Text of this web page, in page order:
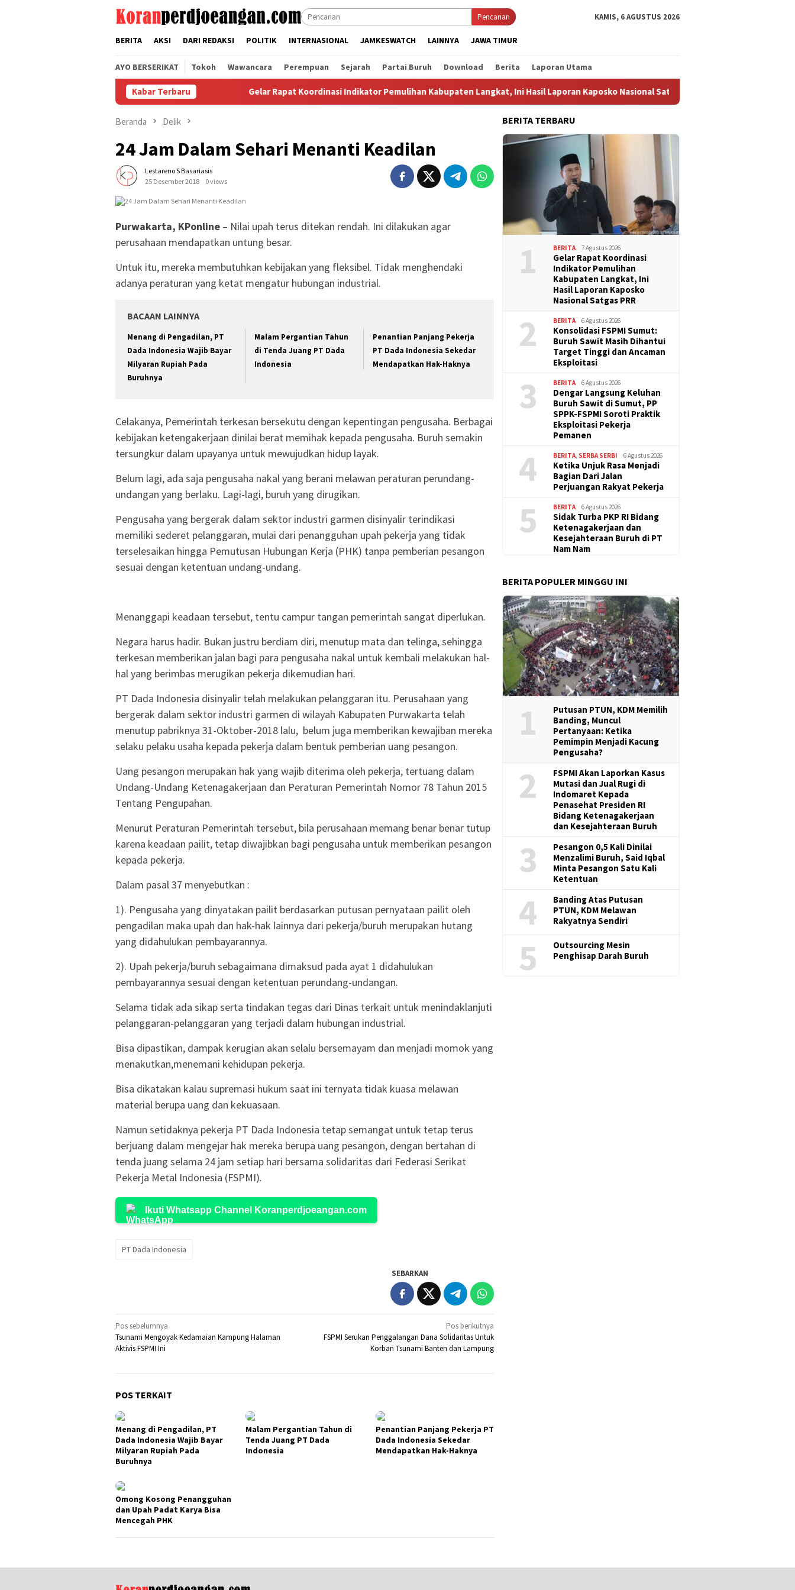
Pencarian KAMIS, 6 AGUSTUS 2026
BERITA AKSI DARI REDAKSI POLITIK INTERNASIONAL JAMKESWATCH LAINNYA JAWA TIMUR
AYO BERSERIKAT Tokoh Wawancara Perempuan Sejarah Partai Buruh Download Berita Laporan Utama
Kabar Terbaru Gelar Rapat Koordinasi Indikator Pemulihan Kabupaten Langkat, Ini Hasil Laporan Kaposko Nasional Satgas PRR
Beranda Delik
24 Jam Dalam Sehari Menanti Keadilan
Lestareno S Basariasis
25 Desember 2018
0 views
Purwakarta, KPonline – Nilai upah terus ditekan rendah. Ini dilakukan agar
perusahaan mendapatkan untung besar.
Untuk itu, mereka membutuhkan kebijakan yang fleksibel. Tidak menghendaki
adanya peraturan yang ketat mengatur hubungan industrial.
BACAAN LAINNYA
Menang di Pengadilan, PT
Dada Indonesia Wajib Bayar
Milyaran Rupiah Pada
Buruhnya
Malam Pergantian Tahun
di Tenda Juang PT Dada
Indonesia
Penantian Panjang Pekerja
PT Dada Indonesia Sekedar
Mendapatkan Hak-Haknya
Celakanya, Pemerintah terkesan bersekutu dengan kepentingan pengusaha. Berbagai
kebijakan ketengakerjaan dinilai berat memihak kepada pengusaha. Buruh semakin
tersungkur dalam upayanya untuk mewujudkan hidup layak.
Belum lagi, ada saja pengusaha nakal yang berani melawan peraturan perundang-
undangan yang berlaku. Lagi-lagi, buruh yang dirugikan.
Pengusaha yang bergerak dalam sektor industri garmen disinyalir terindikasi
memiliki sederet pelanggaran, mulai dari penangguhan upah pekerja yang tidak
terselesaikan hingga Pemutusan Hubungan Kerja (PHK) tanpa pemberian pesangon
sesuai dengan ketentuan undang-undang.
Menanggapi keadaan tersebut, tentu campur tangan pemerintah sangat diperlukan.
Negara harus hadir. Bukan justru berdiam diri, menutup mata dan telinga, sehingga
terkesan memberikan jalan bagi para pengusaha nakal untuk kembali melakukan hal-
hal yang berimbas merugikan pekerja dikemudian hari.
PT Dada Indonesia disinyalir telah melakukan pelanggaran itu. Perusahaan yang
bergerak dalam sektor industri garmen di wilayah Kabupaten Purwakarta telah
menutup pabriknya 31-Oktober-2018 lalu, belum juga memberikan kewajiban mereka
selaku pelaku usaha kepada pekerja dalam bentuk pemberian uang pesangon.
Uang pesangon merupakan hak yang wajib diterima oleh pekerja, tertuang dalam
Undang-Undang Ketenagakerjaan dan Peraturan Pemerintah Nomor 78 Tahun 2015
Tentang Pengupahan.
Menurut Peraturan Pemerintah tersebut, bila perusahaan memang benar benar tutup
karena keadaan pailit, tetap diwajibkan bagi pengusaha untuk memberikan pesangon
kepada pekerja.
Dalam pasal 37 menyebutkan :
1). Pengusaha yang dinyatakan pailit berdasarkan putusan pernyataan pailit oleh
pengadilan maka upah dan hak-hak lainnya dari pekerja/buruh merupakan hutang
yang didahulukan pembayarannya.
2). Upah pekerja/buruh sebagaimana dimaksud pada ayat 1 didahulukan
pembayarannya sesuai dengan ketentuan perundang-undangan.
Selama tidak ada sikap serta tindakan tegas dari Dinas terkait untuk menindaklanjuti
pelanggaran-pelanggaran yang terjadi dalam hubungan industrial.
Bisa dipastikan, dampak kerugian akan selalu bersemayam dan menjadi momok yang
menakutkan,menemani kehidupan pekerja.
Bisa dikatakan kalau supremasi hukum saat ini ternyata tidak kuasa melawan
material berupa uang dan kekuasaan.
Namun setidaknya pekerja PT Dada Indonesia tetap semangat untuk tetap terus
berjuang dalam mengejar hak mereka berupa uang pesangon, dengan bertahan di
tenda juang selama 24 jam setiap hari bersama solidaritas dari Federasi Serikat
Pekerja Metal Indonesia (FSPMI).
Ikuti Whatsapp Channel Koranperdjoeangan.com
PT Dada Indonesia
SEBARKAN
Navigasi
pos
Pos sebelumnya
Tsunami Mengoyak Kedamaian Kampung Halaman
Aktivis FSPMI Ini
Pos berikutnya
FSPMI Serukan Penggalangan Dana Solidaritas Untuk
Korban Tsunami Banten dan Lampung
POS TERKAIT
Menang di Pengadilan, PT
Dada Indonesia Wajib Bayar
Milyaran Rupiah Pada
Buruhnya
Malam Pergantian Tahun di
Tenda Juang PT Dada
Indonesia
Penantian Panjang Pekerja PT
Dada Indonesia Sekedar
Mendapatkan Hak-Haknya
Omong Kosong Penangguhan
dan Upah Padat Karya Bisa
Mencegah PHK
BERITA TERBARU
1 BERITA 7 Agustus 2026
Gelar Rapat Koordinasi
Indikator Pemulihan
Kabupaten Langkat, Ini
Hasil Laporan Kaposko
Nasional Satgas PRR
2 BERITA 6 Agustus 2026
Konsolidasi FSPMI Sumut:
Buruh Sawit Masih Dihantui
Target Tinggi dan Ancaman
Eksploitasi
3 BERITA 6 Agustus 2026
Dengar Langsung Keluhan
Buruh Sawit di Sumut, PP
SPPK-FSPMI Soroti Praktik
Eksploitasi Pekerja
Pemanen
4 BERITA SERBA SERBI 6 Agustus 2026
Ketika Unjuk Rasa Menjadi
Bagian Dari Jalan
Perjuangan Rakyat Pekerja
5 BERITA 6 Agustus 2026
Sidak Turba PKP RI Bidang
Ketenagakerjaan dan
Kesejahteraan Buruh di PT
Nam Nam
BERITA POPULER MINGGU INI
1
Putusan PTUN, KDM Memilih
Banding, Muncul
Pertanyaan: Ketika
Pemimpin Menjadi Kacung
Pengusaha?
2
FSPMI Akan Laporkan Kasus
Mutasi dan Jual Rugi di
Indomaret Kepada
Penasehat Presiden RI
Bidang Ketenagakerjaan
dan Kesejahteraan Buruh
3
Pesangon 0,5 Kali Dinilai
Menzalimi Buruh, Said Iqbal
Minta Pesangon Satu Kali
Ketentuan
4
Banding Atas Putusan
PTUN, KDM Melawan
Rakyatnya Sendiri
5
Outsourcing Mesin
Penghisap Darah Buruh